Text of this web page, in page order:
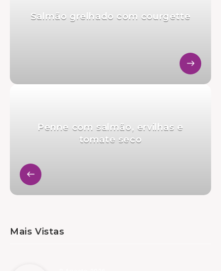
Salmão grelhado com courgette
Penne com salmão, ervilhas e
tomate seco
Mais Vistas